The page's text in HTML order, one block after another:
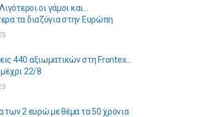
οι γάμοι και…
τα διαζύγια στην Ευρώπη
440 αξιωματικών στη Frontex…
22/8
των 2 ευρώ με θέμα τα 50 χρόνια